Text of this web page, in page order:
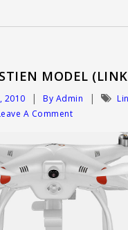
MODEL
2010 By Admin
A Comment